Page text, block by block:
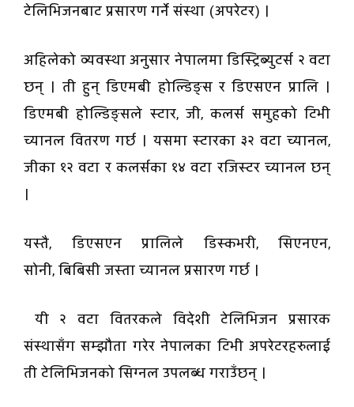
टेलिभिजनबाट प्रसारण गर्ने संस्था (अपरेटर) ।
अहिलेको व्यवस्था अनुसार नेपालमा डिस्ट्रिब्युटर्स २ वटा
छन् । ती हुन् डिएमबी होल्डिङ्स र डिएसएन प्रालि ।
डिएमबी होल्डिङ्सले स्टार, जी, कलर्स समुहको टिभी
च्यानल वितरण गर्छ । यसमा स्टारका ३२ वटा च्यानल,
जीका १२ वटा र कलर्सका १४ वटा रजिस्टर च्यानल छन्
।
यस्तै, डिएसएन प्रालिले डिस्कभरी, सिएनएन,
साेनी, बिबिसी जस्ता च्यानल प्रसारण गर्छ ।
यी २ वटा वितरकले विदेशी टेलिभिजन प्रसारक
संस्थासँग सम्झौता गरेर नेपालका टिभी अपरेटरहरुलाई
ती टेलिभिजनको सिग्नल उपलब्ध गराउँछन् ।